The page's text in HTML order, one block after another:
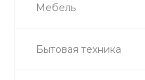
Мебель
Бытовая техника